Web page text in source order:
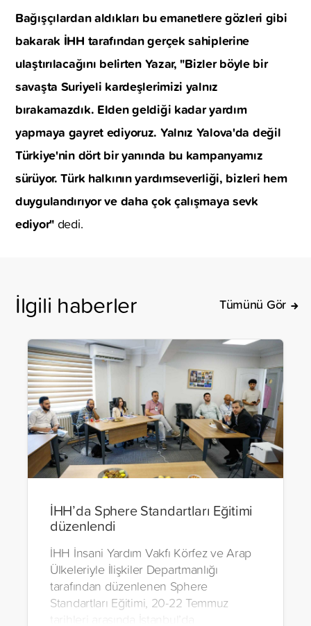
Bağışçılardan aldıkları bu emanetlere gözleri gibi
bakarak İHH tarafından gerçek sahiplerine
ulaştırılacağını belirten Yazar, "Bizler böyle bir
savaşta Suriyeli kardeşlerimizi yalnız
bırakamazdık. Elden geldiği kadar yardım
yapmaya gayret ediyoruz. Yalnız Yalova'da değil
Türkiye'nin dört bir yanında bu kampanyamız
sürüyor. Türk halkının yardımseverliği, bizleri hem
duygulandırıyor ve daha çok çalışmaya sevk
ediyor" dedi.
İlgili haberler Tümünü Gör
İHH’da Sphere Standartları Eğitimi
düzenlendi
İHH İnsani Yardım Vakfı Körfez ve Arap
Ülkeleriyle İlişkiler Departmanlığı
tarafından düzenlenen Sphere
Standartları Eğitimi, 20-22 Temmuz